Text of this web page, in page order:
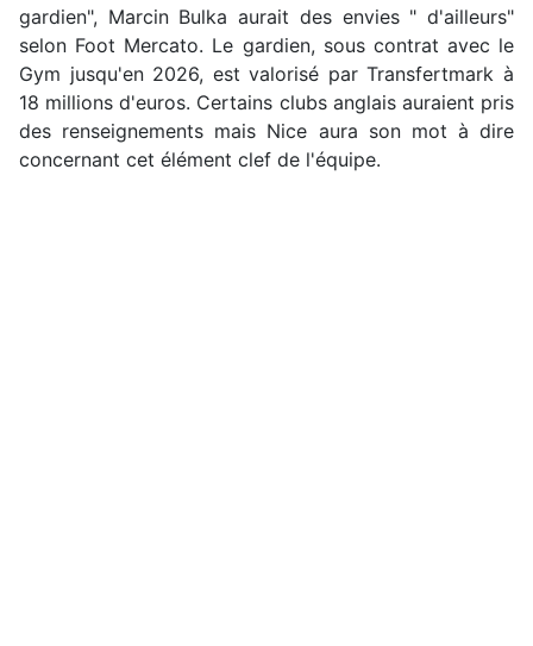
gardien", Marcin Bulka aurait des envies " d'ailleurs"
selon Foot Mercato. Le gardien, sous contrat avec le
Gym jusqu'en 2026, est valorisé par Transfertmark à
18 millions d'euros. Certains clubs anglais auraient pris
des renseignements mais Nice aura son mot à dire
concernant cet élément clef de l'équipe.